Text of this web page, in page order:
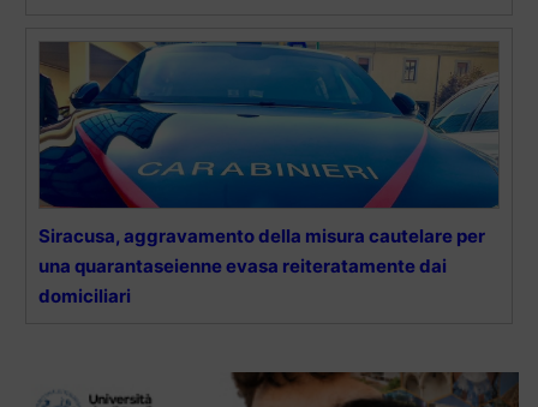
Siracusa, aggravamento della misura cautelare per
una quarantaseienne evasa reiteratamente dai
domiciliari